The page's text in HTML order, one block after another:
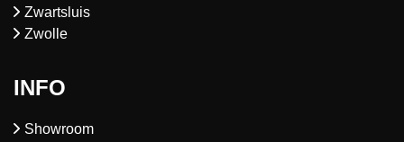
Zwartsluis
Zwolle
INFO
Showroom